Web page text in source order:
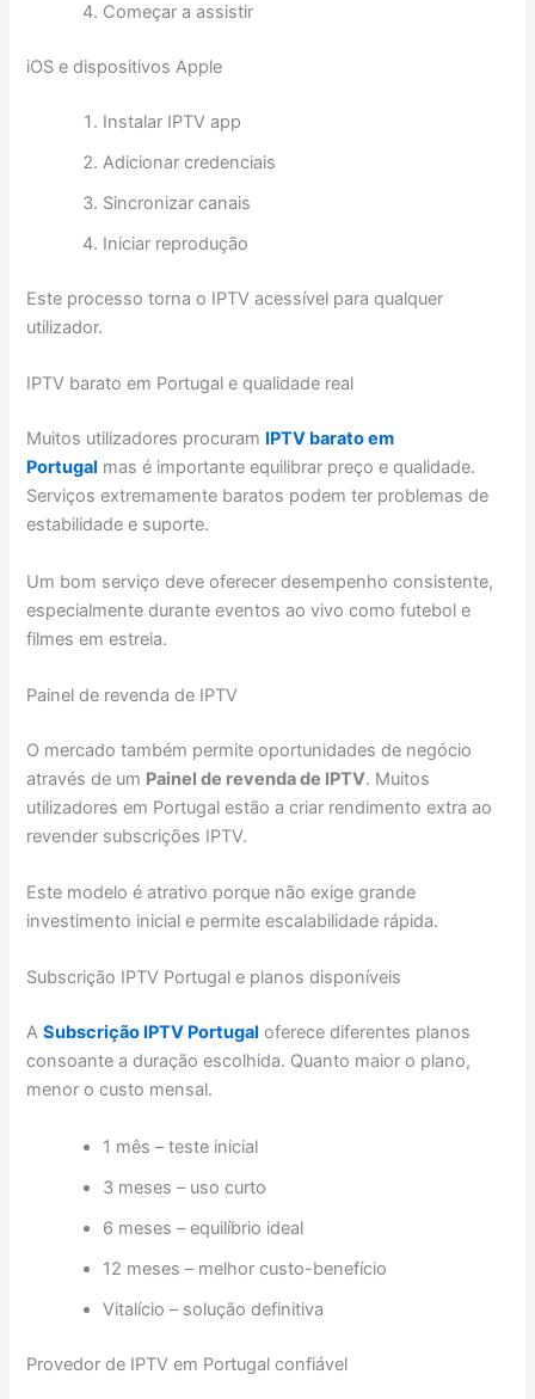
Começar a assistir
iOS e dispositivos Apple
Instalar IPTV app
Adicionar credenciais
Sincronizar canais
Iniciar reprodução
Este processo torna o IPTV acessível para qualquer
utilizador.
IPTV barato em Portugal e qualidade real
Muitos utilizadores procuram IPTV barato em
Portugal mas é importante equilibrar preço e qualidade.
Serviços extremamente baratos podem ter problemas de
estabilidade e suporte.
Um bom serviço deve oferecer desempenho consistente,
especialmente durante eventos ao vivo como futebol e
filmes em estreia.
Painel de revenda de IPTV
O mercado também permite oportunidades de negócio
através de um Painel de revenda de IPTV. Muitos
utilizadores em Portugal estão a criar rendimento extra ao
revender subscrições IPTV.
Este modelo é atrativo porque não exige grande
investimento inicial e permite escalabilidade rápida.
Subscrição IPTV Portugal e planos disponíveis
ASubscrição IPTV Portugal oferece diferentes planos
consoante a duração escolhida. Quanto maior o plano,
menor o custo mensal.
1 mês – teste inicial
3 meses – uso curto
6 meses – equilíbrio ideal
12 meses – melhor custo-benefício
Vitalício – solução definitiva
Provedor de IPTV em Portugal confiável